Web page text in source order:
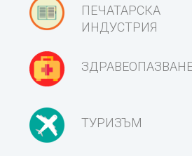
ПЕЧАТАРСКА
ИНДУСТРИЯ
ТУРИЗЪМ